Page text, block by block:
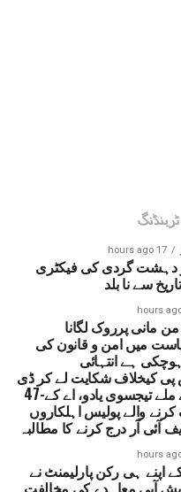
ٹرینڈنگ
17 hours ago
دہشت گردی کی فیکٹری
سے نا بلد
مانی پرروک لگانا
میں امن و قانون کی
ہے انتہائی
پی کیخلاف شکایت لے کر ڈی
جی پی سے ملے تیجسوی یادو، اے کے-47
والے پولیس اہلکاروں
آئی آر درج کرنے کا مطالبہ
اپنے ہی رکن پارلیمنٹ نے
آبی معاہدے کی مخالفت